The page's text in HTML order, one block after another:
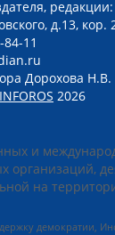
редакции:
д.13, кор.
11
Дорохова Н.В.
INFOROS 2026
и
организаций,
на
демократии,